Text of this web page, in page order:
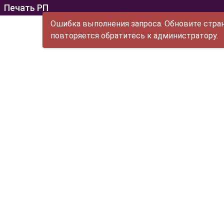
Печать РП
Ошибка выполнения запроса. Обновите
повторяется обратитесь к администратору.